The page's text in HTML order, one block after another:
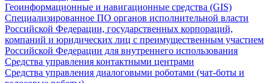
Геоинформационные и навигационные средства (GIS)
Специализированное ПО органов исполнительной власти
Российской Федерации, государственных корпораций,
компаний и юридических лиц с преимущественным участием
Российской Федерации для внутреннего использования
Средства управления контактными центрами
Средства управления диалоговыми роботами (чат-боты и